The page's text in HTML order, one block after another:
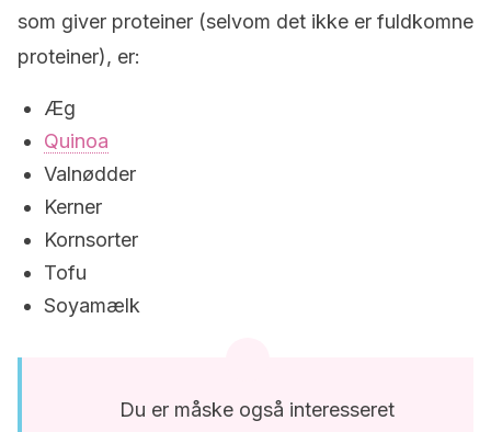
som giver proteiner (selvom det ikke er fuldkomne
proteiner), er:
Æg
Quinoa
Valnødder
Kerner
Kornsorter
Tofu
Soyamælk
Du er måske også interesseret